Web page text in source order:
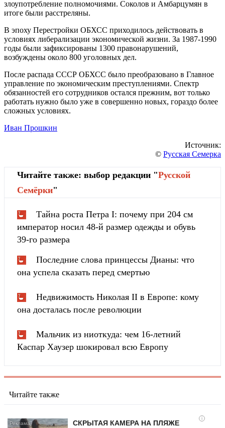
злоупотребление полномочиями. Соколов и Амбарцумян в
итоге были расстреляны.
В эпоху Перестройки ОБХСС приходилось действовать в
условиях либерализации экономической жизни. За 1987-1990
годы были зафиксированы 1300 правонарушений,
возбуждены около 800 уголовных дел.
После распада СССР ОБХСС было преобразовано в Главное
управление по экономическим преступлениями. Спектр
обязанностей его сотрудников остался прежним, вот только
работать нужно было уже в совершенно новых, гораздо более
сложных условиях.
Иван Прошкин
Источник:
© Русская Семерка
Читайте также: выбор редакции "Русской
Cемёрки"
Тайна роста Петра I: почему при 204 см
император носил 48-й размер одежды и обувь
39-го размера
Последние слова принцессы Дианы: что
она успела сказать перед смертью
Недвижимость Николая II в Европе: кому
она досталась после революции
Мальчик из ниоткуда: чем 16-летний
Каспар Хаузер шокировал всю Европу
Читайте также
i
СКРЫТАЯ КАМЕРА НА ПЛЯЖЕ